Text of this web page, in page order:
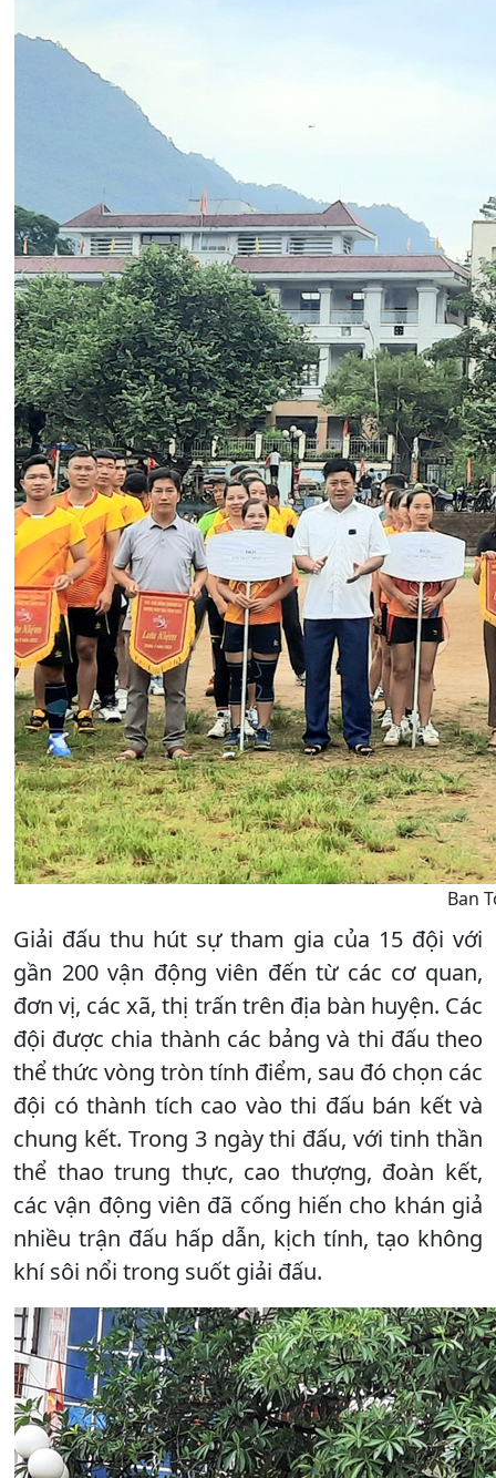
Ban
Giải đấu thu hút sự tham gia của 15 đội với
gần 200 vận động viên đến từ các cơ quan,
đơn vị, các xã, thị trấn trên địa bàn huyện. Các
đội được chia thành các bảng và thi đấu theo
thể thức vòng tròn tính điểm, sau đó chọn các
đội có thành tích cao vào thi đấu bán kết và
chung kết. Trong 3 ngày thi đấu, với tinh thần
thể thao trung thực, cao thượng, đoàn kết,
các vận động viên đã cống hiến cho khán giả
nhiều trận đấu hấp dẫn, kịch tính, tạo không
khí sôi nổi trong suốt giải đấu.